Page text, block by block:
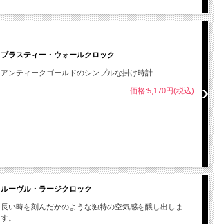
ブラスティー・ウォールクロック
アンティークゴールドのシンプルな掛け時計
価格:5,170円(税込)
ルーヴル・ラージクロック
長い時を刻んだかのような独特の空気感を醸し出しま
す。